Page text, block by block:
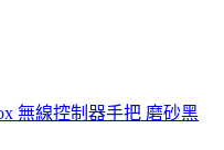
無線控制器手把 磨砂黑